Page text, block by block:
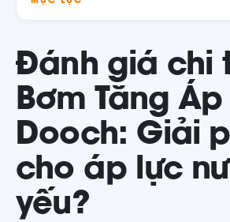
Đánh giá chi
Bơm Tăng Áp
Dooch: Giải
cho áp lực
yếu?